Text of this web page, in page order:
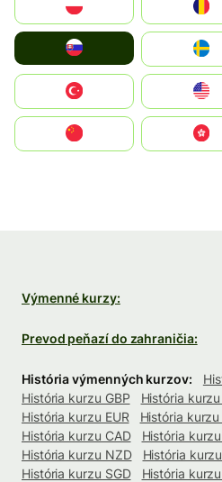
United States
中國香港特別行政區
Výmenné kurzy:
Prevod peňazí do zahraničia:
História výmenných kurzov:
História kurzu GBP
História
História kurzu EUR
História
História kurzu CAD
História
História kurzu NZD
História
História kurzu SGD
História